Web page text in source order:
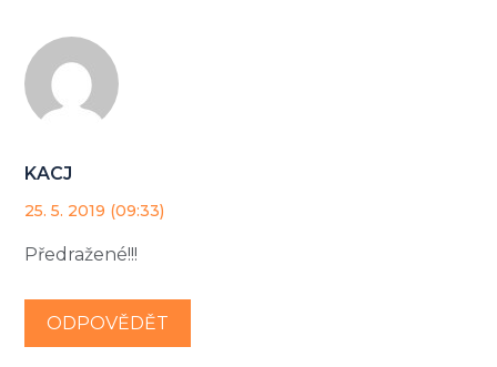
KACJ
25. 5. 2019 (09:33)
Předražené!!!
ODPOVĚDĚT